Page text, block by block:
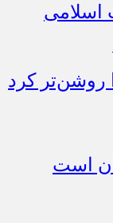
اسلامی
روشن‌تر کرد
است